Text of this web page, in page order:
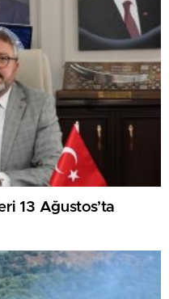
13 Ağustos’ta